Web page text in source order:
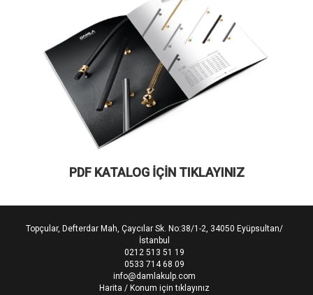
PDF KATALOG İÇİN TIKLAYINIZ
Topçular, Defterdar Mah, Çaycılar Sk. No:38/1-2, 34050 Eyüpsultan/
İstanbul
0212 513 51 19
0533 714 68 09
info@damlakulp.com
Harita / Konum için tıklayınız